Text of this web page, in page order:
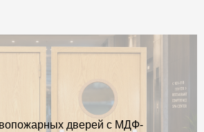
дверей с МДФ-